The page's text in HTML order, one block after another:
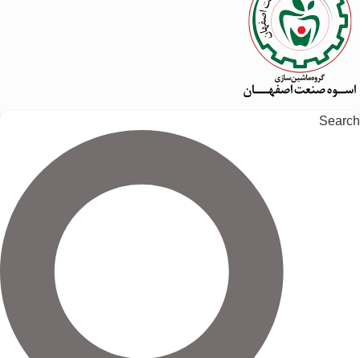
Search